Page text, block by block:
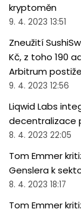
kryptoměn
9. 4. 2023 13:51
Zneužití
Kč, z toho 190
Arbitrum
9. 4. 2023 12:56
Liqwid Labs
decentralizace
8. 4. 2023 22:05
Tom Emmer
Genslera k
8. 4. 2023 18:17
Tom Emmer